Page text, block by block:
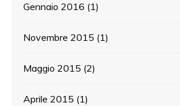
Gennaio 2016 (1)
Novembre 2015 (1)
Maggio 2015 (2)
Aprile 2015 (1)